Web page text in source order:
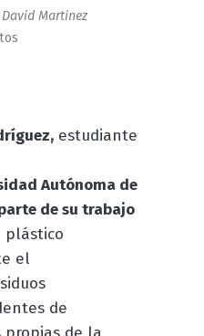
David Martinez
estudiante
Autónoma de
de su trabajo
plástico
el
de